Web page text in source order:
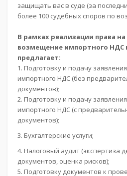
защищать вас в суде (за
более 100 судебных споров по
В рамках реализации права
возмещение импортного НДС
предлагает:
1. Подготовку и подачу
импортного НДС (без
документов);
2. Подготовку и подачу
импортного НДС (с
документов);
3. Бухгалтерские услуги;
4. Налоговый аудит (экспертиза
документов, оценка рисков);
5. Подготовку документов к